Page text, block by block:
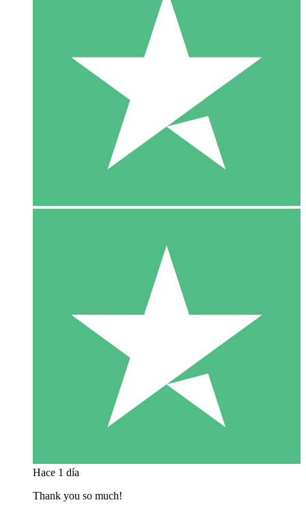
Hace 1 día
Thank you so much!